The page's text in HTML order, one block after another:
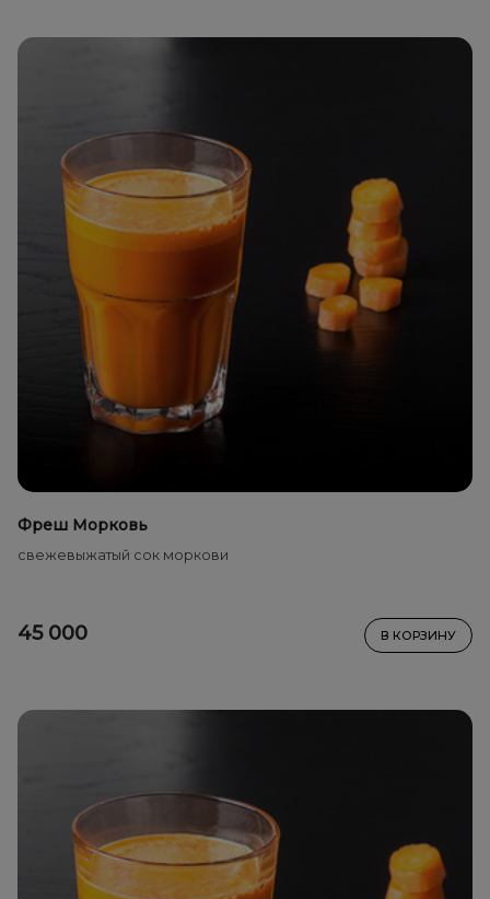
Фреш Морковь
свежевыжатый сок моркови
45 000 В КОРЗИНУ